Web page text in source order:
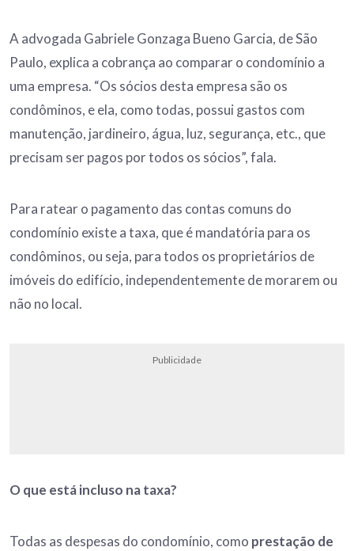
A advogada Gabriele Gonzaga Bueno Garcia, de São
Paulo, explica a cobrança ao comparar o condomínio a
uma empresa. “Os sócios desta empresa são os
condôminos, e ela, como todas, possui gastos com
manutenção, jardineiro, água, luz, segurança, etc., que
precisam ser pagos por todos os sócios”, fala.
Para ratear o pagamento das contas comuns do
condomínio existe a taxa, que é mandatória para os
condôminos, ou seja, para todos os proprietários de
imóveis do edifício, independentemente de morarem ou
não no local.
Publicidade
O que está incluso na taxa?
Todas as despesas do condomínio, como prestação de